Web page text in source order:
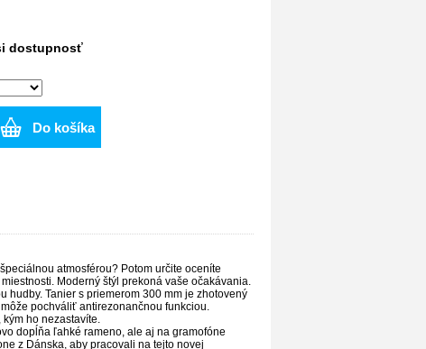
dostupnosť
Do košíka
atmosférou? Potom určite oceníte
Moderný štýl prekoná vaše očakávania.
hudby. Tanier s priemerom 300 mm je zhotovený
pochváliť antirezonančnou funkciou.
ho nezastavíte.
dopĺňa ľahké rameno, ale aj na gramofóne
z Dánska, aby pracovali na tejto novej